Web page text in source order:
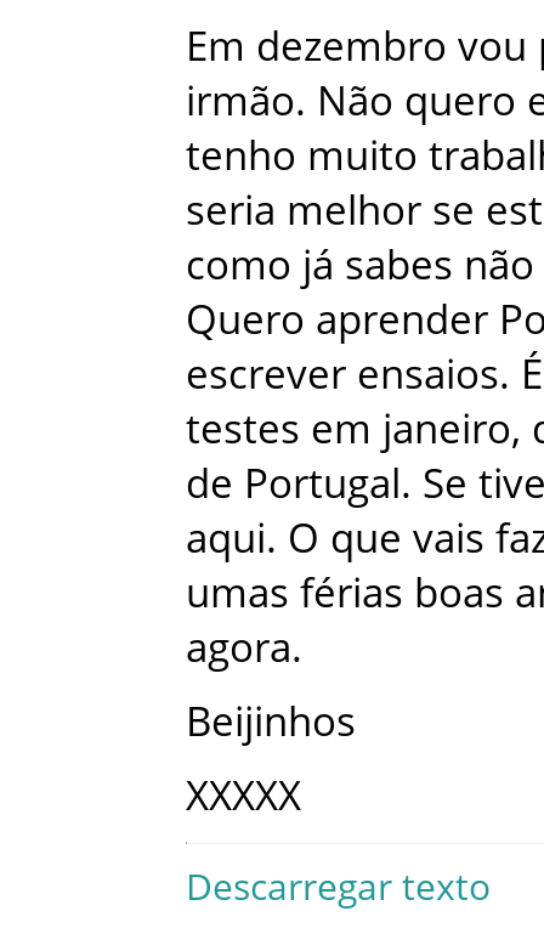
Em dezembro vou
irmão. Não quero
tenho muito
seria melhor se
como já sabes não
Quero aprender
escrever ensaios. É
testes em janeiro,
de Portugal. Se
aqui. O que vais
umas férias boas
agora.
Beijinhos
XXXXX
Descarregar texto